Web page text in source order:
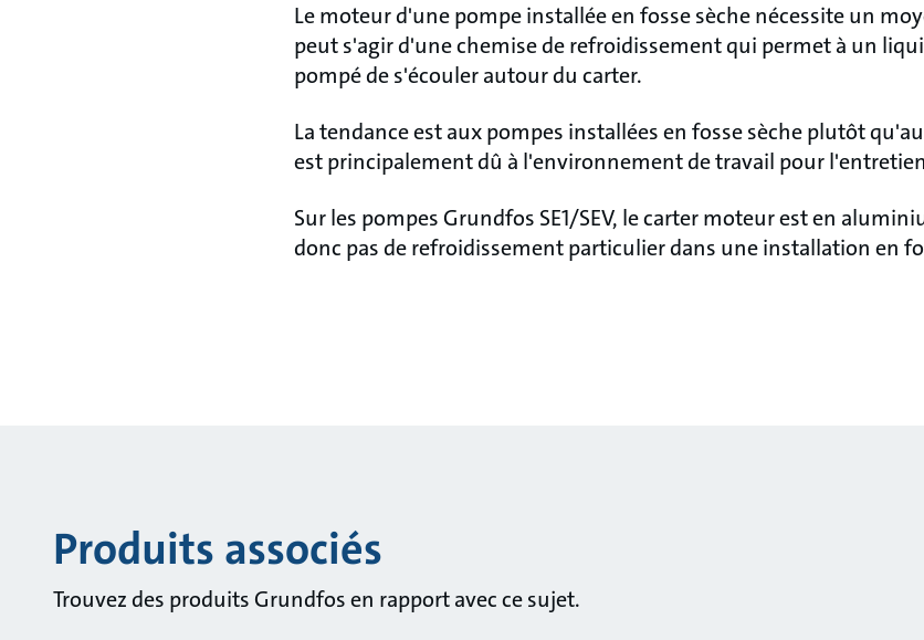
Le moteur d'une pompe installée en fosse sèche nécessite un
peut s'agir d'une chemise de refroidissement qui permet à un
pompé de s'écouler autour du carter.
La tendance est aux pompes installées en fosse sèche plutôt
est principalement dû à l'environnement de travail pour
Sur les pompes Grundfos SE1/SEV, le carter moteur est en
donc pas de refroidissement particulier dans une installation en
Produits associés
Trouvez des produits Grundfos en rapport avec ce sujet.